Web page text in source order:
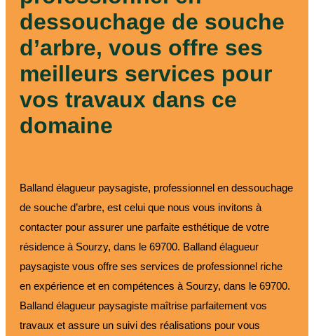
dessouchage de souche
d’arbre, vous offre ses
meilleurs services pour
vos travaux dans ce
domaine
Balland élagueur paysagiste, professionnel en dessouchage
de souche d’arbre, est celui que nous vous invitons à
contacter pour assurer une parfaite esthétique de votre
résidence à Sourzy, dans le 69700. Balland élagueur
paysagiste vous offre ses services de professionnel riche
en expérience et en compétences à Sourzy, dans le 69700.
Balland élagueur paysagiste maîtrise parfaitement vos
travaux et assure un suivi des réalisations pour vous